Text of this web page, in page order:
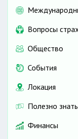
Вопросы
Общество
События
Локация
Полезно знать
Финансы